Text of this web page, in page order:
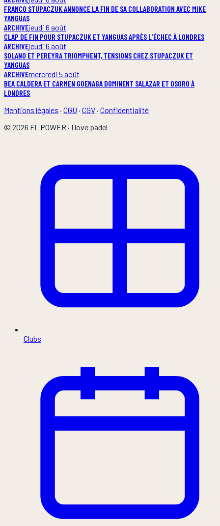
FRANCO STUPACZUK ANNONCE LA FIN DE SA COLLABORATION AVEC MIKE
YANGUAS
ARCHIVEjeudi 6 août
CLAP DE FIN POUR STUPACZUK ET YANGUAS APRÈS L’ÉCHEC À LONDRES
ARCHIVEjeudi 6 août
SOLANO ET PEREYRA TRIOMPHENT, TENSIONS CHEZ STUPACZUK ET
YANGUAS
ARCHIVEmercredi 5 août
BEA CALDERA ET CARMEN GOENAGA DOMINENT SALAZAR ET OSORO À
LONDRES
Mentions légales · CGU · CGV · Confidentialité
© 2026 FL POWER · I love padel
Clubs